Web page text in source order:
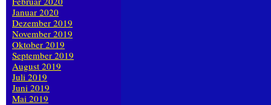
Januar 2020
Dezember 2019
November 2019
Oktober 2019
September 2019
August 2019
Juli 2019
Juni 2019
Mai 2019